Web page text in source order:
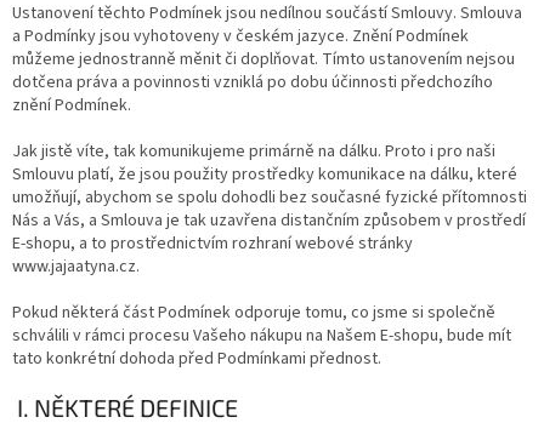
Ustanovení těchto Podmínek jsou nedílnou součástí Smlouvy. Smlouva
a Podmínky jsou vyhotoveny v českém jazyce. Znění Podmínek
můžeme jednostranně měnit či doplňovat. Tímto ustanovením nejsou
dotčena práva a povinnosti vzniklá po dobu účinnosti předchozího
znění Podmínek.
Jak jistě víte, tak komunikujeme primárně na dálku. Proto i pro naši
Smlouvu platí, že jsou použity prostředky komunikace na dálku, které
umožňují, abychom se spolu dohodli bez současné fyzické přítomnosti
Nás a Vás, a Smlouva je tak uzavřena distančním způsobem v prostředí
E-shopu, a to prostřednictvím rozhraní webové stránky
www.jajaatyna.cz.
Pokud některá část Podmínek odporuje tomu, co jsme si společně
schválili v rámci procesu Vašeho nákupu na Našem E-shopu, bude mít
tato konkrétní dohoda před Podmínkami přednost.
I. NĚKTERÉ DEFINICE